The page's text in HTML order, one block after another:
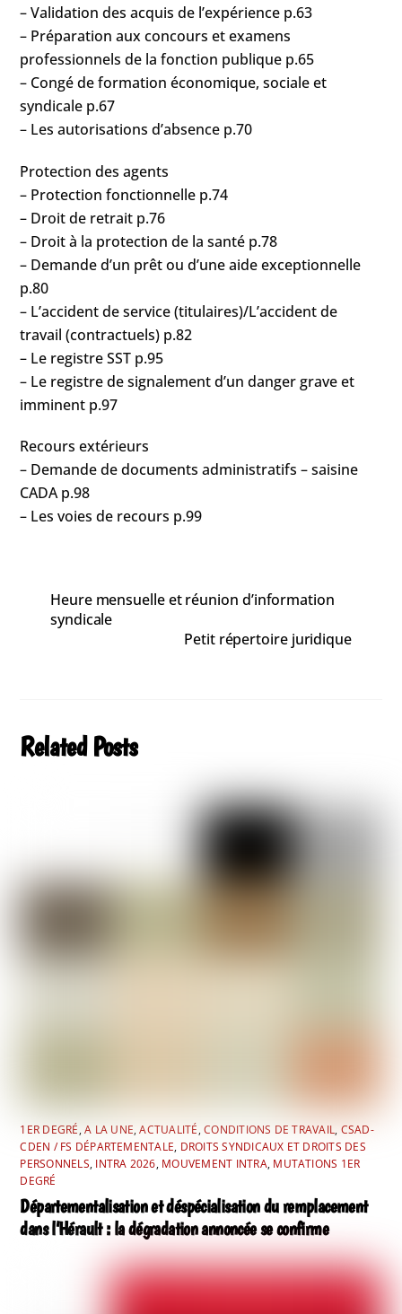
– Validation des acquis de l’expérience p.63
– Préparation aux concours et examens
professionnels de la fonction publique p.65
– Congé de formation économique, sociale et
syndicale p.67
– Les autorisations d’absence p.70
Protection des agents
– Protection fonctionnelle p.74
– Droit de retrait p.76
– Droit à la protection de la santé p.78
– Demande d’un prêt ou d’une aide exceptionnelle
p.80
– L’accident de service (titulaires)/L’accident de
travail (contractuels) p.82
– Le registre SST p.95
– Le registre de signalement d’un danger grave et
imminent p.97
Recours extérieurs
– Demande de documents administratifs – saisine
CADA p.98
– Les voies de recours p.99
Heure mensuelle et réunion d’information
syndicale
Petit répertoire juridique
Related Posts
1ER DEGRÉ,A LA UNE,ACTUALITÉ,CONDITIONS DE TRAVAIL, CSAD-
CDEN / FS DÉPARTEMENTALE, DROITS SYNDICAUX ET DROITS DES
PERSONNELS, INTRA 2026, MOUVEMENT INTRA, MUTATIONS 1ER
DEGRÉ
Départementalisation et déspécialisation du remplacement
dans l’Hérault : la dégradation annoncée se confirme